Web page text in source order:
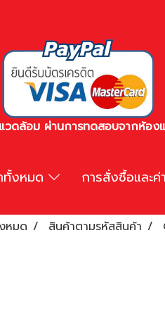
วดล้อม ผ่านการทดสอบจากห้อ
ทั้งหมด การสั่งซื้อและ
หมด สินค้าตามรหัสสินค้า